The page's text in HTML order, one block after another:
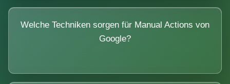
Welche Techniken sorgen für Manual Actions von
Google?